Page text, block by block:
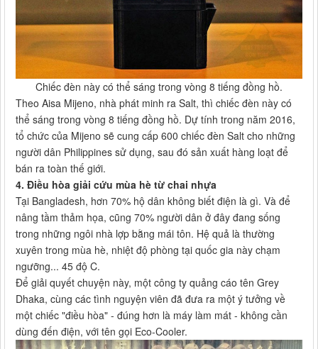
Chiếc đèn này có thể sáng trong vòng 8 tiếng đồng hồ.
Theo Aisa Mijeno, nhà phát minh ra Salt, thì chiếc đèn này có
thể sáng trong vòng 8 tiếng đồng hồ. Dự tính trong năm 2016,
tổ chức của Mijeno sẽ cung cấp 600 chiếc đèn Salt cho những
người dân Philippines sử dụng, sau đó sản xuất hàng loạt để
bán ra toàn thế giới.
4. Điều hòa giải cứu mùa hè từ chai nhựa
Tại Bangladesh, hơn 70% hộ dân không biết điện là gì. Và để
nâng tầm thảm họa, cũng 70% người dân ở đây đang sống
trong những ngôi nhà lợp bằng mái tôn. Hệ quả là thường
xuyên trong mùa hè, nhiệt độ phòng tại quốc gia này chạm
ngưỡng... 45 độ C.
Để giải quyết chuyện này, một công ty quảng cáo tên Grey
Dhaka, cùng các tình nguyện viên đã đưa ra một ý tưởng về
một chiếc "điều hòa" - đúng hơn là máy làm mát - không cần
dùng đến điện, với tên gọi Eco-Cooler.